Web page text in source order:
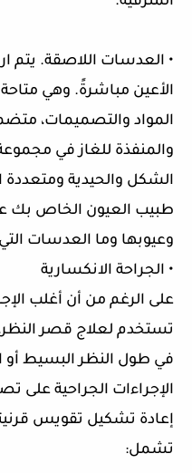
• العدسات اللاصقة. يتم
الأعين مباشرةً. وهي
المواد والتصميمات،
والمنفذة للغاز في
الشكل والحيدية ومتعددة
طبيب العيون الخاص بك
وعيوبها وما العدسات
• الجراحة الانكسارية
على الرغم من أن أغلب
تستخدم لعلاج قصر
في طول النظر البسيط
الإجراءات الجراحية
إعادة تشكيل تقويس
تشمل: